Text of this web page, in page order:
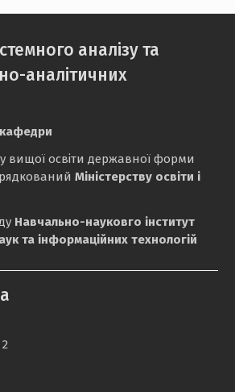
аналізу та
аналітичних
вищої освіти державної форми
Міністерству освіти і
Навчально-науковго інститут
та інформаційних технологій